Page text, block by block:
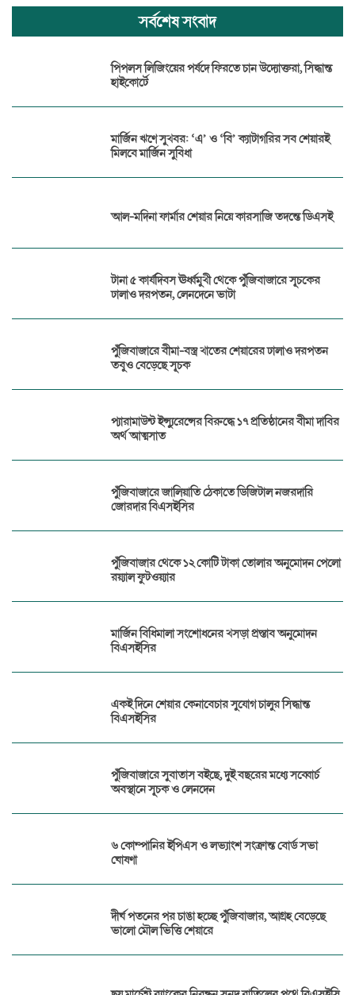
সর্বশেষ সংবাদ
পিপলস লিজিংয়ের পর্ষদে ফিরতে চান উদ্যোক্তরা, সিদ্ধান্ত
হাইকোর্টে
মার্জিন ঋণে সুখবর: ‘এ’ ও ‘বি’ ক্যাটাগরির সব শেয়ারই
মিলবে মার্জিন সুবিধা
আল-মদিনা ফার্মার শেয়ার নিয়ে কারসাজি তদন্তে ডিএসই
টানা ৫ কার্যদিবস ঊর্ধ্বমুখী থেকে পুঁজিবাজারে সূচকের
ঢালাও দরপতন, লেনদেনে ভাটা
পুঁজিবাজারে বীমা-বস্ত্র খাতের শেয়ারের ঢালাও দরপতন
তবুও বেড়েছে সূচক
প্যারামাউন্ট ইন্স্যুরেন্সের বিরুদ্ধে ১৭ প্রতিষ্ঠানের বীমা দাবির
অর্থ আত্মসাত
পুঁজিবাজারে জালিয়াতি ঠেকাতে ডিজিটাল নজরদারি
জোরদার বিএসইসির
পুঁজিবাজার থেকে ১২ কোটি টাকা তোলার অনুমোদন পেলো
রয়্যাল ফুটওয়্যার
মার্জিন বিধিমালা সংশোধনের খসড়া প্রস্তাব অনুমোদন
বিএসইসির
একই দিনে শেয়ার কেনাবেচার সুযোগ চালুর সিদ্ধান্ত
বিএসইসির
পুঁজিবাজারে সুবাতাস বইছে, দুই বছরের মধ্যে সব্বোর্চ
অবস্থানে সূচক ও লেনদেন
৬ কোম্পানির ইপিএস ও লভ্যাংশ সংক্রান্ত বোর্ড সভা
ঘোষণা
দীর্ঘ পতনের পর চাঙা হচ্ছে পুঁজিবাজার, আগ্রহ বেড়েছে
ভালো মৌল ভিত্তি শেয়ারে